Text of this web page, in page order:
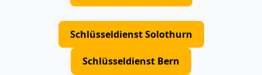
Schlüsseldienst Solothurn
Schlüsseldienst Bern